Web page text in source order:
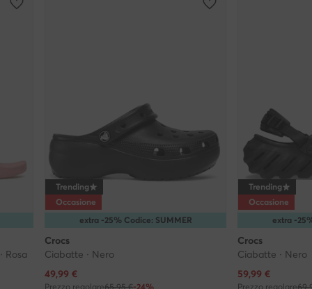
Rosa
extra -25% Codice: SUMMER
Trending
Occasione
Crocs
Ciabatte · Nero
Prezzo attuale
49,99 €
Prezzo regolare65,95 €-24%
extra -
Trending
Occasione
Crocs
Ciabatte · Nero
Prezzo attuale
59,99 €
Prezzo regolare